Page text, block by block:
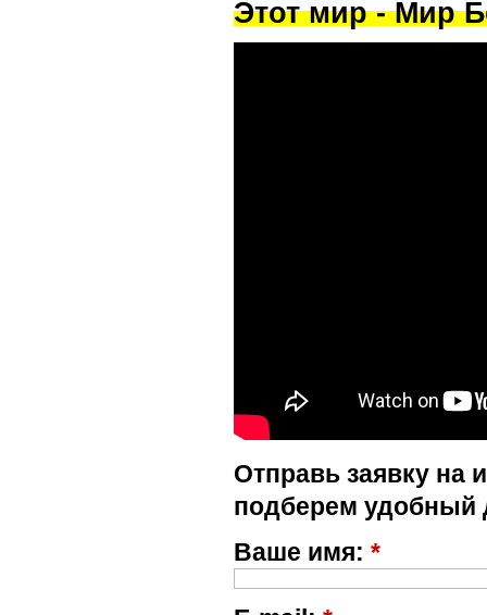
Этот мир - Мир
Отправь заявку на
подберем удобный
Ваше имя: *